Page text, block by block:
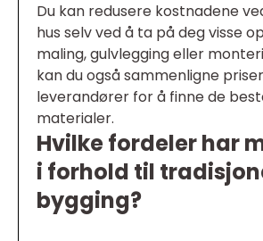
Du kan redusere kostnadene
hus selv ved å ta på deg visse
maling, gulvlegging eller
kan du også sammenligne
leverandører for å finne de
materialer.
Hvilke fordeler har
i forhold til
bygging?